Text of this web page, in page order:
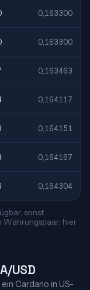
0,163300
0,163300
0,163463
0,164117
0,164151
0,164167
0,164304
sonst
Währungspaar; hier
USD
Cardano in US-